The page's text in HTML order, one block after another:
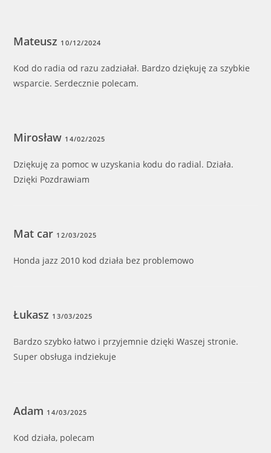
Mateusz 10/12/2024
Kod do radia od razu zadziałał. Bardzo dziękuję za szybkie
wsparcie. Serdecznie polecam.
Mirosław 14/02/2025
Dziękuję za pomoc w uzyskania kodu do radial. Działa.
Dzięki Pozdrawiam
Mat car 12/03/2025
Honda jazz 2010 kod działa bez problemowo
Łukasz 13/03/2025
Bardzo szybko łatwo i przyjemnie dzięki Waszej stronie.
Super obsługa indziekuje
Adam 14/03/2025
Kod działa, polecam